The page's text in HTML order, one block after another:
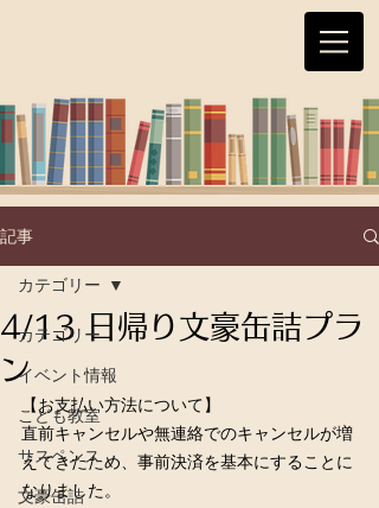
記事
カテゴリー
イベント情報
こども教室
サスペンス
文豪缶詰
カテゴリー
4/13 日帰り文豪缶詰プラ
ン
【お支払い方法について】
直前キャンセルや無連絡でのキャンセルが増
えてきたため、事前決済を基本にすることに
なりました。